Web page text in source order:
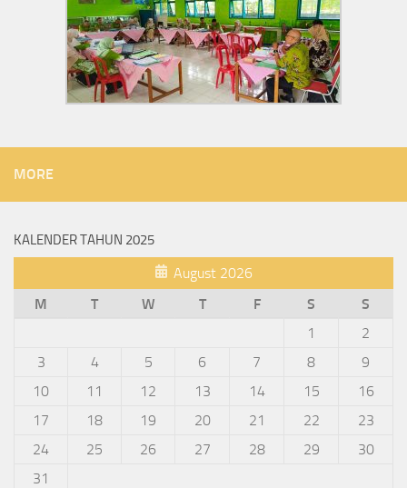
MORE
KALENDER TAHUN 2025
August 2026
M
T W T F S
S
1
2
3
4 5 6 7 8
9
10
11 12 13 14 15
16
17
18 19 20 21 22
23
24
25 26 27 28 29
30
31